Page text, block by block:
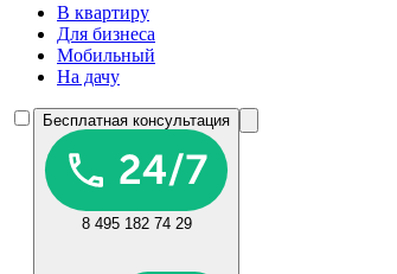
В квартиру
Для бизнеса
Мобильный
На дачу
Бесплатная консультация
8 495 182 74 29